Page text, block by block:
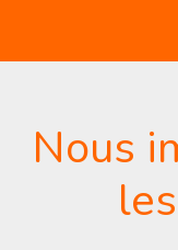
Nous